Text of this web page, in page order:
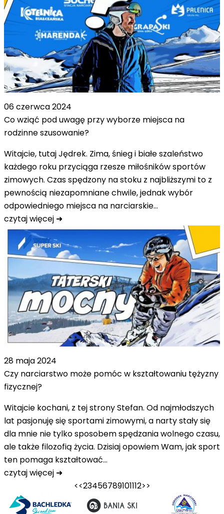
06 czerwca 2024
Co wziąć pod uwagę przy wyborze miejsca na
rodzinne szusowanie?
Witajcie, tutaj Jędrek. Zima, śnieg i białe szaleństwo
każdego roku przyciąga rzesze miłośników sportów
zimowych. Czas spędzony na stoku z najbliższymi to z
pewnością niezapomniane chwile, jednak wybór
odpowiedniego miejsca na narciarskie…
czytaj więcej ➜
28 maja 2024
Czy narciarstwo może pomóc w kształtowaniu tężyzny
fizycznej?
Witajcie kochani, z tej strony Stefan. Od najmłodszych
lat pasjonuję się sportami zimowymi, a narty stały się
dla mnie nie tylko sposobem spędzania wolnego czasu,
ale także filozofią życia. Dzisiaj opowiem Wam, jak sport
ten pomaga kształtować…
czytaj więcej ➜
<<23456789101112>>